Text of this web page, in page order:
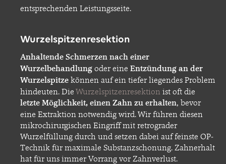
entsprechenden Leistungsseite.
Wurzelspitzenresektion
Anhaltende Schmerzen nach einer
Wurzelbehandlung oder eine Entzündung an der
Wurzelspitze können auf ein tiefer liegendes Problem
hindeuten. Die Wurzelspitzenresektion ist oft die
letzte Möglichkeit, einen Zahn zu erhalten, bevor
eine Extraktion notwendig wird. Wir führen diesen
mikrochirurgischen Eingriff mit retrograder
Wurzelfüllung durch und setzen dabei auf feinste OP-
Technik für maximale Substanzschonung. Zahnerhalt
hat für uns immer Vorrang vor Zahnverlust.